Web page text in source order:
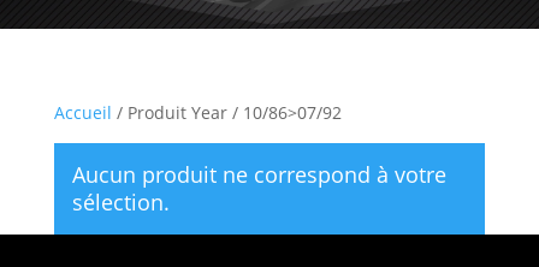
Accueil / Produit Year / 10/86>07/92
Aucun produit ne correspond à votre
sélection.